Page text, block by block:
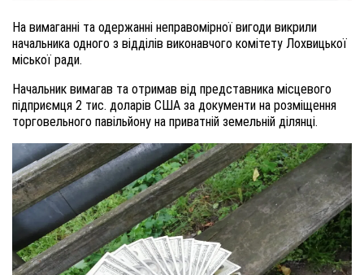
На вимаганні та одержанні неправомірної вигоди викрили
начальника одного з відділів виконавчого комітету Лохвицької
міської ради.
Начальник вимагав та отримав від представника місцевого
підприємця 2 тис. доларів США за документи на розміщення
торговельного павільйону на приватній земельній ділянці.